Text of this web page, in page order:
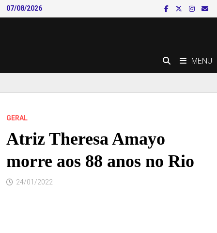
Skip
to
07/08/2026
MENU
GERAL
Atriz Theresa Amayo
morre aos 88 anos no Rio
24/01/2022